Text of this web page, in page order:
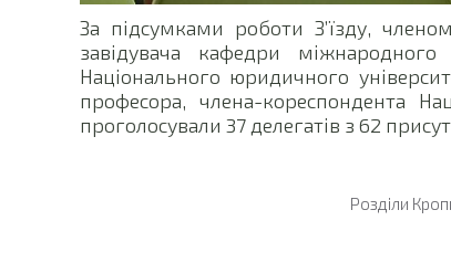
За підсумками роботи З’їзду,
завідувача кафедри
Національного юридичного
професора, члена-кореспондента
проголосували 37 делегатів з 62
Розділи